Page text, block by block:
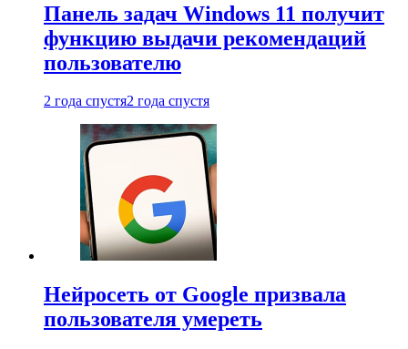
Панель задач Windows 11 получит
функцию выдачи рекомендаций
пользователю
2 года спустя2 года спустя
Нейросеть от Google призвала
пользователя умереть